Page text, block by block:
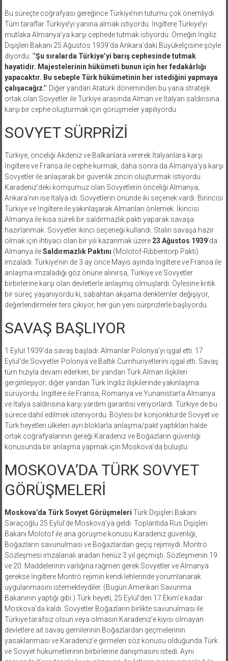
Bu süreçte coğrafyası gereğince Türkiye’nin tutumu çok önemliydi.
Tüm taraflar Türkiye’yi yanına almak istiyordu. İngiltere Türkiye’yi
mutlaka Almanya’ya karşı cephede tutmak istiyordu. Örneğin İngiliz
Dışişleri Bakanı 25 Ağustos 1939’da Ankara’daki Büyükelçisine şöyle
diyordu: ‘’Şu sıralarda Türkiye’yi barış cephesinde tutmak
hayatidir. Majestelerinin hükümeti bunun için her fedakârlığı
yapacaktır. Bu sebeple Türk hükümetinin her istediğini yapmaya
çalışacağız.’’ Diğer yandan Atatürk döneminden bu yana stratejik
ortak olan Sovyetler ile Türkiye arasında Alman ve İtalyan saldırısına
karşı bir cephe oluşturmak için görüşmeler yapılıyordu.
SOVYET SÜRPRİZİ
Türkiye, önceliği Akdeniz ve Balkanlara vererek İtalyanlara karşı
İngiltere ve Fransa ile cephe kurmak, daha sonra da Almanya’ya karşı
Sovyetler ile anlaşarak bir güvenlik zinciri oluşturmak istiyordu.
Karadeniz’deki komşumuz olan Sovyetlerin önceliği Almanya;
Ankara’nın ise İtalya idi. Sovyetlerin önünde iki seçenek vardı: Birincisi
Türkiye ve İngiltere ile yakınlaşarak Almanları önlemek. İkincisi
Almanya ile kısa süreli bir saldırmazlık paktı yaparak savaşa
hazırlanmak. Sovyetler ikinci seçeneği kullandı. Stalin savaşa hazır
olmak için ihtiyacı olan bir yılı kazanmak üzere 23 Ağustos 1939’da
Almanya ileSaldırmazlık Paktını (Molotof-Ribbentorp Paktı)
imzaladı. Türkiye’nin de 3 ay önce Mayıs ayında İngiltere ve Fransa ile
anlaşma imzaladığı göz önüne alınırsa, Türkiye ve Sovyetler
birbirlerine karşı olan devletlerle anlaşmış olmuşlardı. Öylesine kritik
bir süreç yaşanıyordu ki, sabahtan akşama denklemler değişiyor,
değerlendirmeler ters çıkıyor, her gün yeni sürprizlerle başlıyordu.
SAVAŞ BAŞLIYOR
1 Eylül 1939’da savaş başladı. Almanlar Polonya’yı işgal etti. 17
Eylül’de Sovyetler Polonya ve Baltık Cumhuriyetlerini işgal etti. Savaş
tüm hızıyla devam ederken, bir yandan Türk Alman ilişkileri
gerginleşiyor; diğer yandan Türk İngiliz ilişkilerinde yakınlaşma
sürüyordu. İngiltere ile Fransa, Romanya ve Yunanistan’a Almanya
ve İtalya saldırısına karşı yardım garantisi veriyorlardı. Türkiye de bu
sürece dahil edilmek isteniyordu. Böylesi bir konjonktürde Sovyet ve
Türk heyetleri ülkeleri ayrı bloklarla anlaşma/pakt yaptıkları halde
ortak coğrafyalarının gereği Karadeniz ve Boğazların güvenliği
konusunda bir anlaşma yapmak için Moskova’da buluştu.
MOSKOVA’DA TÜRK SOVYET
GÖRÜŞMELERİ
Moskova’da Türk Sovyet Görüşmeleri Türk Dışişleri Bakanı
Saraçoğlu 25 Eylül’de Moskova’ya geldi. Toplantıda Rus Dışişleri
Bakanı Molotof ile ana görüşme konusu Karadeniz güvenliği,
Boğazların savunulması ve Boğazlardan geçiş rejimiydi. Montrö
Sözleşmesi imzalanalı aradan henüz 3 yıl geçmişti. Sözleşmenin 19.
ve 20. Maddelerinin varlığına rağmen gerek Sovyetler ve Almanya
gerekse İngiltere Montrö rejimin kendi lehlerinde yorumlanarak
uygulanmasını istemekteydiler. (Bugün Amerikan Savunma
Bakanının yaptığı gibi.) Türk heyeti, 25 Eylül’den 17 Ekim’e kadar
Moskova’da kaldı. Sovyetler Boğazların birlikte savunulması ile
Türkiye tarafsız olsun veya olmasın Karadeniz’e kıyısı olmayan
devletlere ait savaş gemilerinin Boğazlardan geçmelerinin
yasaklanması ve Karadeniz’e girmeleri söz konusu olduğunda Türk
ve Sovyet hükümetlerinin birbirlerine danışmasını istedi. Aynı